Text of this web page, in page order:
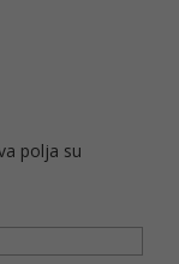
polja su